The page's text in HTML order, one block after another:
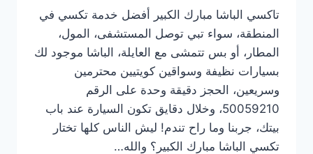
تاكسي الباشا مبارك الكبير أفضل خدمة تكسي في
المنطقة، سواء تبي توصل المستشفى، المول،
المطار، أو بس تتمشى مع العايلة، الباشا موجود لك
بسيارات نظيفة وسواقين كويتيين محترمين
وسريعين، الحجز دقيقة وحدة على الرقم
50059210، وخلال دقايق تكون السيارة عند باب
بيتك، جربنا وما راح تندم! ليش الناس كلها تختار
تكسي الباشا مبارك الكبير؟ والله…